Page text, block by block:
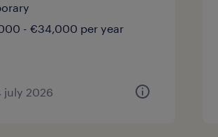
- €34,000 per year
july 2026